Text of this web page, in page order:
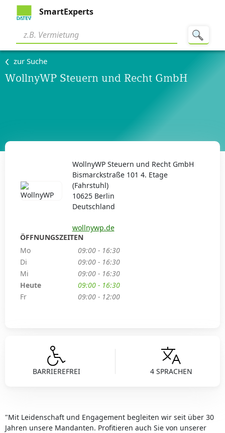
SmartExperts
zur Suche
WollnyWP Steuern und Recht GmbH
BARRIEREFREI 4 SPRACHEN
"Mit Leidenschaft und Engagement begleiten wir seit über 30
Jahren unsere Mandanten. Profitieren auch Sie von unserer
WollnyWP Steuern und Recht GmbH
Bismarckstraße 101 4. Etage
(Fahrstuhl)
10625 Berlin
Deutschland
wollnywp.de
ÖFFNUNGSZEITEN
Mo
09:00 - 16:30
Di
09:00 - 16:30
Mi
09:00 - 16:30
Heute
09:00 - 16:30
Fr
09:00 - 12:00